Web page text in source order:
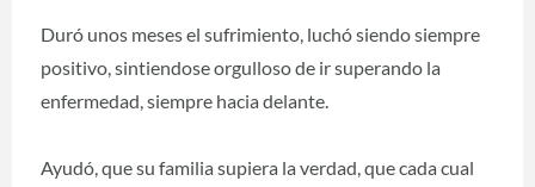
Duró unos meses el sufrimiento, luchó siendo siempre
positivo, sintiendose orgulloso de ir superando la
enfermedad, siempre hacia delante.
Ayudó, que su familia supiera la verdad, que cada cual